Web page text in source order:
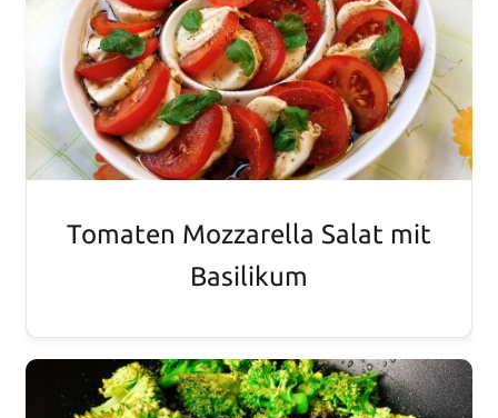
Tomaten Mozzarella Salat mit
Basilikum